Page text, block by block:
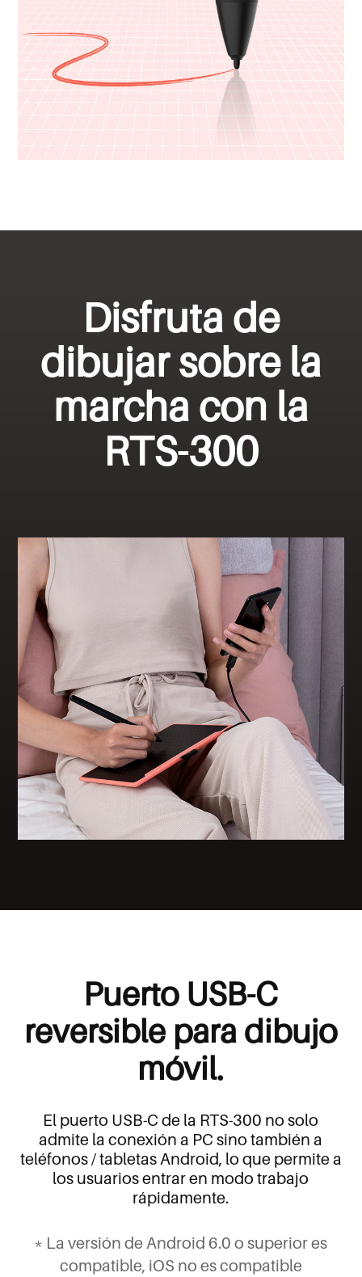
Disfruta de
dibujar sobre la
marcha con la
RTS-300
Puerto USB-C
reversible para dibujo
móvil.
El puerto USB-C de la RTS-300 no solo
admite la conexión a PC sino también a
teléfonos / tabletas Android, lo que permite a
los usuarios entrar en modo trabajo
rápidamente.
* La versión de Android 6.0 o superior es
compatible, iOS no es compatible